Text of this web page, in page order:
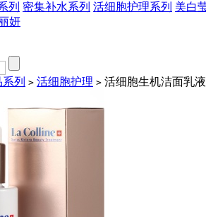
列 密集补水系列 活细胞护理系列 美白
妍
列 > 活细胞护理 > 活细胞生机洁面乳液